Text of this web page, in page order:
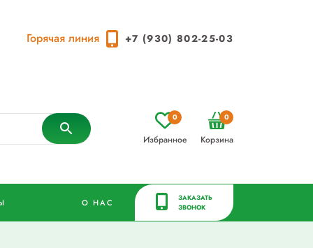
Горячая линия +7 (930) 802-25-03
Избранное
0
Корзина
0
О НАС
ЗАКАЗАТЬ
ЗВОНОК